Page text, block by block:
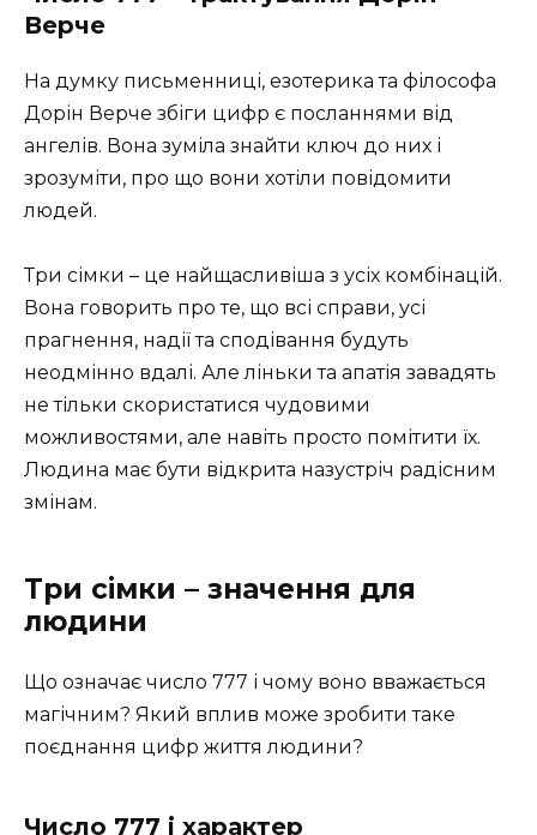
Верче
На думку письменниці, езотерика та філософа
Дорін Верче збіги цифр є посланнями від
ангелів. Вона зуміла знайти ключ до них і
зрозуміти, про що вони хотіли повідомити
людей.
Три сімки – це найщасливіша з усіх комбінацій.
Вона говорить про те, що всі справи, усі
прагнення, надії та сподівання будуть
неодмінно вдалі. Але ліньки та апатія завадять
не тільки скористатися чудовими
можливостями, але навіть просто помітити їх.
Людина має бути відкрита назустріч радісним
змінам.
Три сімки – значення для
людини
Що означає число 777 і чому воно вважається
магічним? Який вплив може зробити таке
поєднання цифр життя людини?
Число 777 і характер